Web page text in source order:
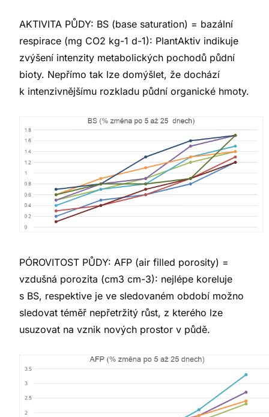
AKTIVITA PŮDY: BS (base saturation) = bazální
respirace (mg CO2 kg-1 d-1): PlantAktiv indikuje
zvýšení intenzity metabolických pochodů půdní
bioty. Nepřímo tak lze domýšlet, že dochází
k intenzivnějšímu rozkladu půdní organické hmoty.
PÓROVITOST PŮDY: AFP (air filled porosity) =
vzdušná porozita (cm3 cm-3): nejlépe koreluje
s BS, respektive je ve sledovaném období možno
sledovat téměř nepřetržitý růst, z kterého lze
usuzovat na vznik nových prostor v půdě.